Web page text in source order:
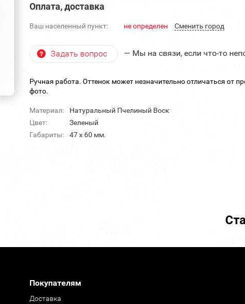
Оплата, доставка
Ваш населенный пункт: не определен Cменить город
Задать вопрос — Мы на связи, если что-то
Ручная работа. Оттенок может незначительно отличаться от
фото.
Материал:
Натуральный Пчелиный Воск
Цвет:
Зеленый
Габариты:
47 х 60 мм.
Покупателям
Доставка